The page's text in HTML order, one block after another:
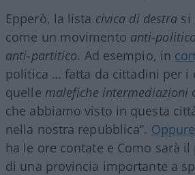
Epperò, la lista civica di destra si
come un movimento anti-politico
anti-partitico. Ad esempio, in
politica … fatta da cittadini per i
quelle malefiche intermediazioni
che abbiamo visto in questa
nella nostra repubblica”. Oppure
ha le ore contate e Como sarà
di una provincia importante a